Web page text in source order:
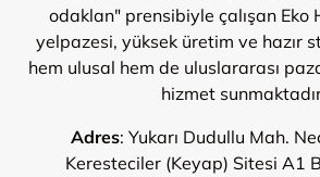
odaklan" prensibiyle çalışan Eko
yelpazesi, yüksek üretim ve hazır
hem ulusal hem de uluslararası
hizmet
Adres: Yukarı Dudullu Mah.
Keresteciler (Keyap) Sitesi A1